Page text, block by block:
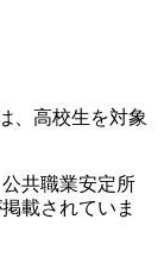
、高校生を対象
共職業安定所
載されていま